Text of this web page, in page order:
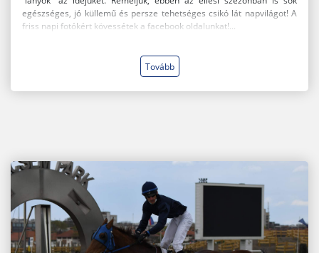
egészséges, jó küllemű és persze tehetséges csikó lát napvilágot! A
friss napi fotókért kövessétek a facebook oldalunkat!...
Tovább